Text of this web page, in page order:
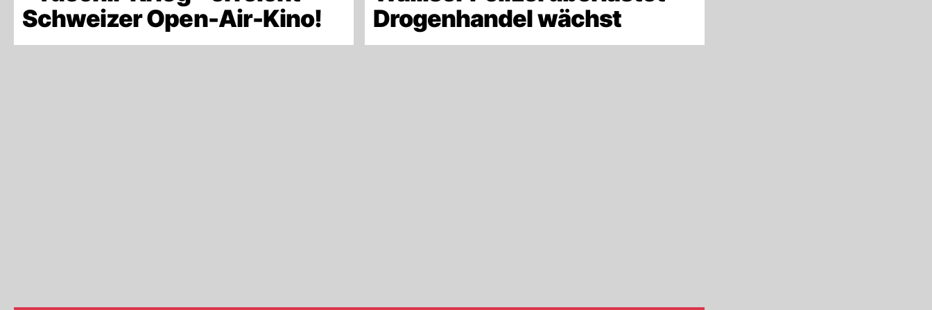
Schweizer Open-Air-Kino!
Drogenhandel wächst